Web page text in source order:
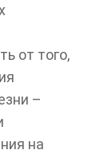
от того,
–
на